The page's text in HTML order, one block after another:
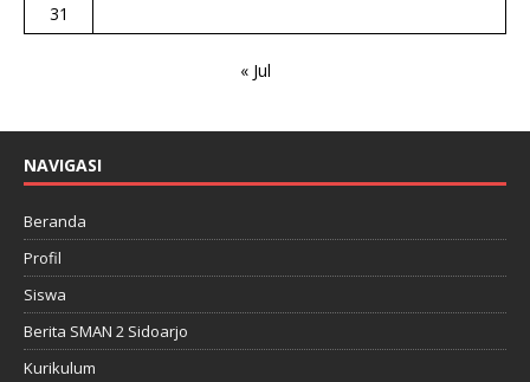
31
« Jul
NAVIGASI
Beranda
Profil
Siswa
Berita SMAN 2 Sidoarjo
Kurikulum